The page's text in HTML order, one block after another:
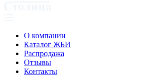
О компании
Каталог ЖБИ
Распродажа
Отзывы
Контакты